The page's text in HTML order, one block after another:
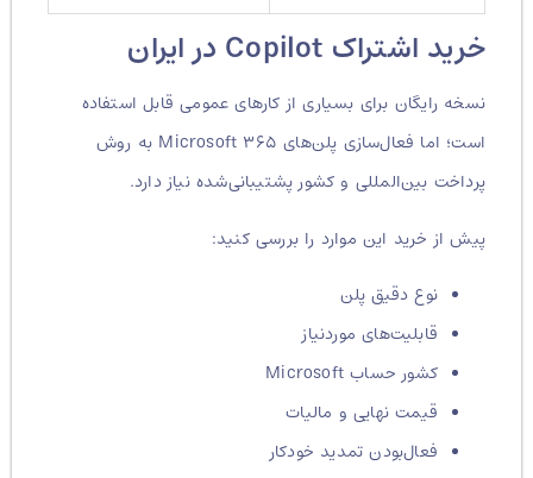
خرید اشتراک Copilot در ایران
نسخه رایگان برای بسیاری از کارهای عمومی قابل استفاده
است؛ اما فعال‌سازی پلن‌های Microsoft ۳۶۵ به روش
پرداخت بین‌المللی و کشور پشتیبانی‌شده نیاز دارد.
پیش از خرید این موارد را بررسی کنید:
نوع دقیق پلن
قابلیت‌های موردنیاز
کشور حساب Microsoft
قیمت نهایی و مالیات
فعال‌بودن تمدید خودکار